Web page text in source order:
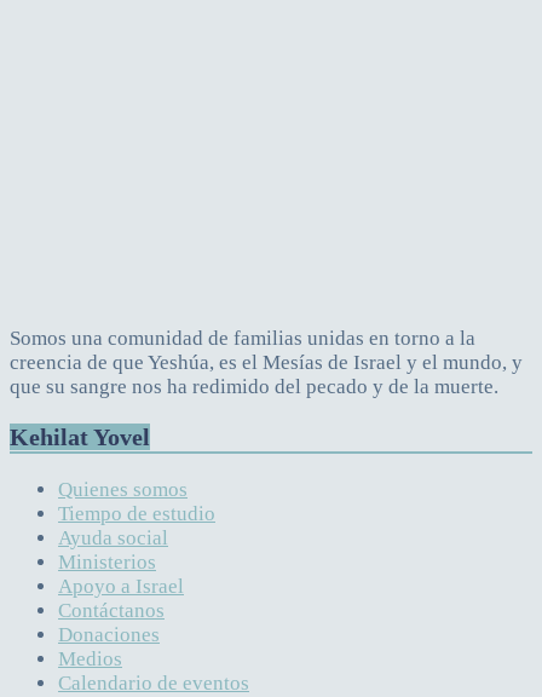
Somos una comunidad de familias unidas en torno a la
creencia de que Yeshúa, es el Mesías de Israel y el mundo, y
que su sangre nos ha redimido del pecado y de la muerte.
Kehilat Yovel
Quienes somos
Tiempo de estudio
Ayuda social
Ministerios
Apoyo a Israel
Contáctanos
Donaciones
Medios
Calendario de eventos